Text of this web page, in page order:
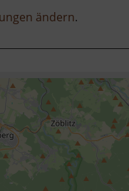
ändern.